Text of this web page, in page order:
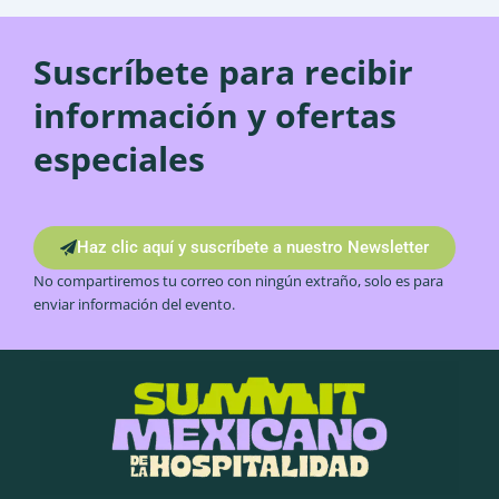
Suscríbete para recibir
información y ofertas
especiales
Haz clic aquí y suscríbete a nuestro Newsletter
No compartiremos tu correo con ningún extraño, solo es para
enviar información del evento.